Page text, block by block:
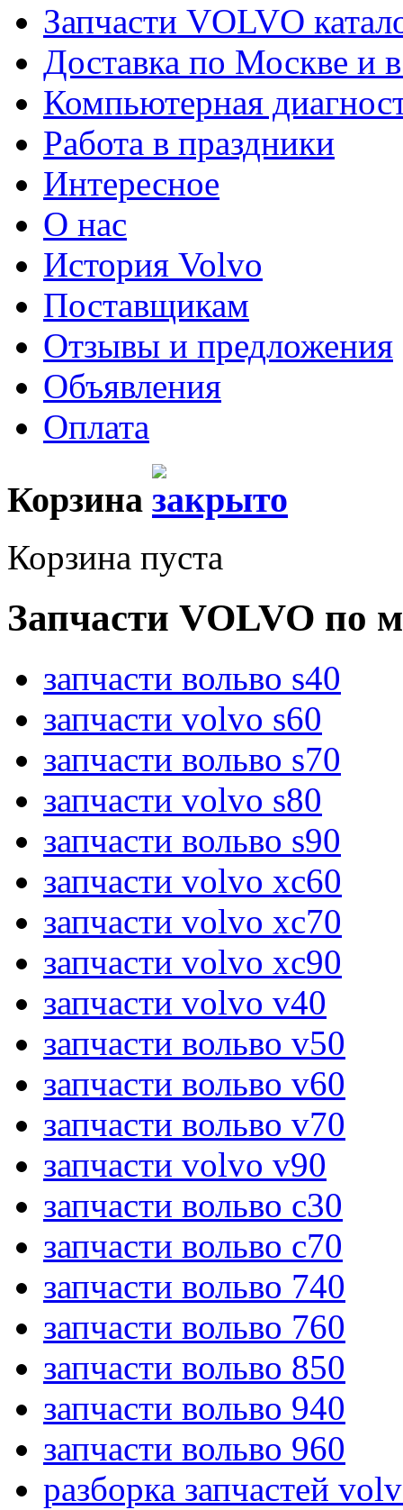
Запчасти VOLVO
Доставка по Москве и
Компьютерная
Работа в праздники
Интересное
О нас
История Volvo
Поставщикам
Отзывы и предложения
Объявления
Оплата
Корзина
Корзина пуста
Запчасти VOLVO по
запчасти вольво s40
запчасти volvo s60
запчасти вольво s70
запчасти volvo s80
запчасти вольво s90
запчасти volvo xc60
запчасти volvo xc70
запчасти volvo xc90
запчасти volvo v40
запчасти вольво v50
запчасти вольво v60
запчасти вольво v70
запчасти volvo v90
запчасти вольво c30
запчасти вольво c70
запчасти вольво 740
запчасти вольво 760
запчасти вольво 850
запчасти вольво 940
запчасти вольво 960
разборка запчастей